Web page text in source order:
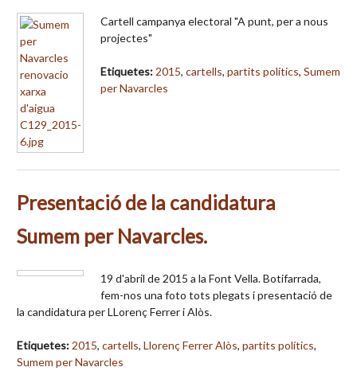
Cartell campanya electoral "A punt, per a nous
projectes"
Etiquetes: 2015, cartells, partits polítics, Sumem
per Navarcles
Presentació de la candidatura
Sumem per Navarcles.
19 d'abril de 2015 a la Font Vella. Botifarrada,
fem-nos una foto tots plegats i presentació de
la candidatura per LLorenç Ferrer i Alòs.
Etiquetes: 2015, cartells, Llorenç Ferrer Alòs, partits polítics,
Sumem per Navarcles